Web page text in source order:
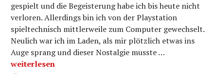
gespielt und die Begeisterung habe ich bis heute nicht
verloren. Allerdings bin ich von der Playstation
spieltechnisch mittlerweile zum Computer gewechselt.
Neulich war ich im Laden, als mir plötzlich etwas ins
Auge sprang und dieser Nostalgie musste …
Gamepad Test – Playstation Feeling auf dem PC ?
weiterlesen